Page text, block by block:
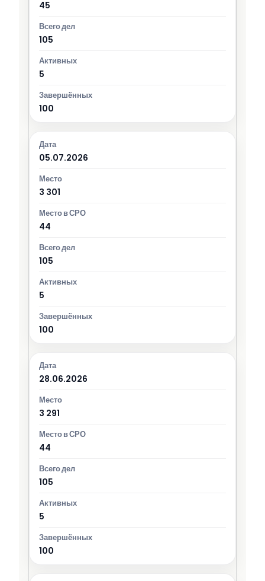
45
105
5
100
05.07.2026
3 301
44
105
5
100
28.06.2026
3 291
44
105
5
100